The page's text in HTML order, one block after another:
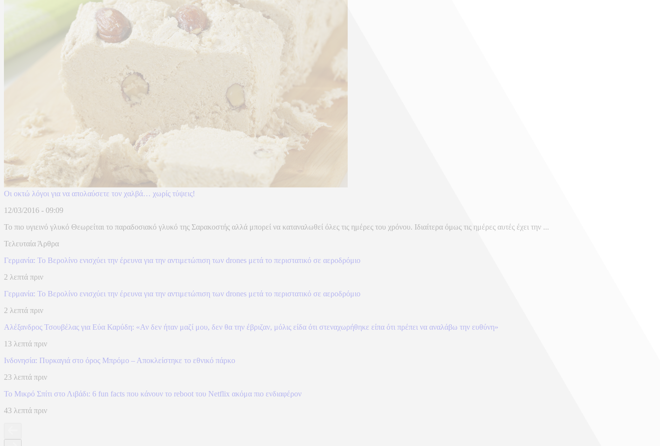
Οι οκτώ λόγοι για να απολαύσετε τον χαλβά… χωρίς τύψεις!
12/03/2016 - 09:09
Το πιο υγιεινό γλυκό Θεωρείται το παραδοσιακό γλυκό της Σαρακοστής αλλά μπορεί να καταναλωθεί όλες τις ημέρες του χρόνου. Ιδιαίτερα όμως τις ημέρες αυτές έχει την ...
Τελευταία Άρθρα
Γερμανία: Το Βερολίνο ενισχύει την έρευνα για την αντιμετώπιση των drones μετά το περιστατικό σε αεροδρόμιο
2 λεπτά πριν
Γερμανία: Το Βερολίνο ενισχύει την έρευνα για την αντιμετώπιση των drones μετά το περιστατικό σε αεροδρόμιο
2 λεπτά πριν
Αλέξανδρος Τσουβέλας για Εύα Καρύδη: «Αν δεν ήταν μαζί μου, δεν θα την έβριζαν, μόλις είδα ότι στεναχωρήθηκε είπα ότι πρέπει να αναλάβω την ευθύνη»
13 λεπτά πριν
Ινδονησία: Πυρκαγιά στο όρος Μπρόμο – Αποκλείστηκε το εθνικό πάρκο
23 λεπτά πριν
To Mικρό Σπίτι στο Λιβάδι: 6 fun facts που κάνουν το reboot του Netflix ακόμα πιο ενδιαφέρον
43 λεπτά πριν